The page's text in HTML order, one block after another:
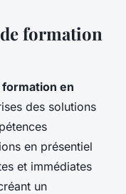
formation
en
des solutions
en présentiel
et immédiates
un